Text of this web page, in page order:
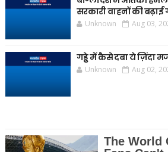
सरकारी वाहनों की बढ़ाई
Unknown Aug 03,
गड्ढे में कैसे दबा ये ज़िंदा
Unknown Aug 02,